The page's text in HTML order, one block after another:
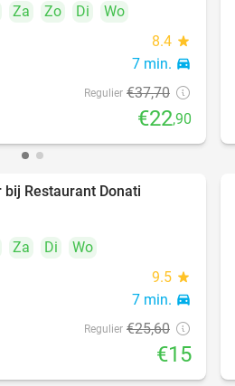
Za Zo Di
Wo
8.4 star
7 min. directions_car
Regulier €37,70
€22,90
Restaurant Donati
Za Di
Wo
9.5 star
7 min. directions_car
Regulier €25,60
€15